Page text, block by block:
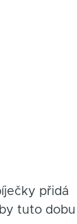
přidá
tuto dobu